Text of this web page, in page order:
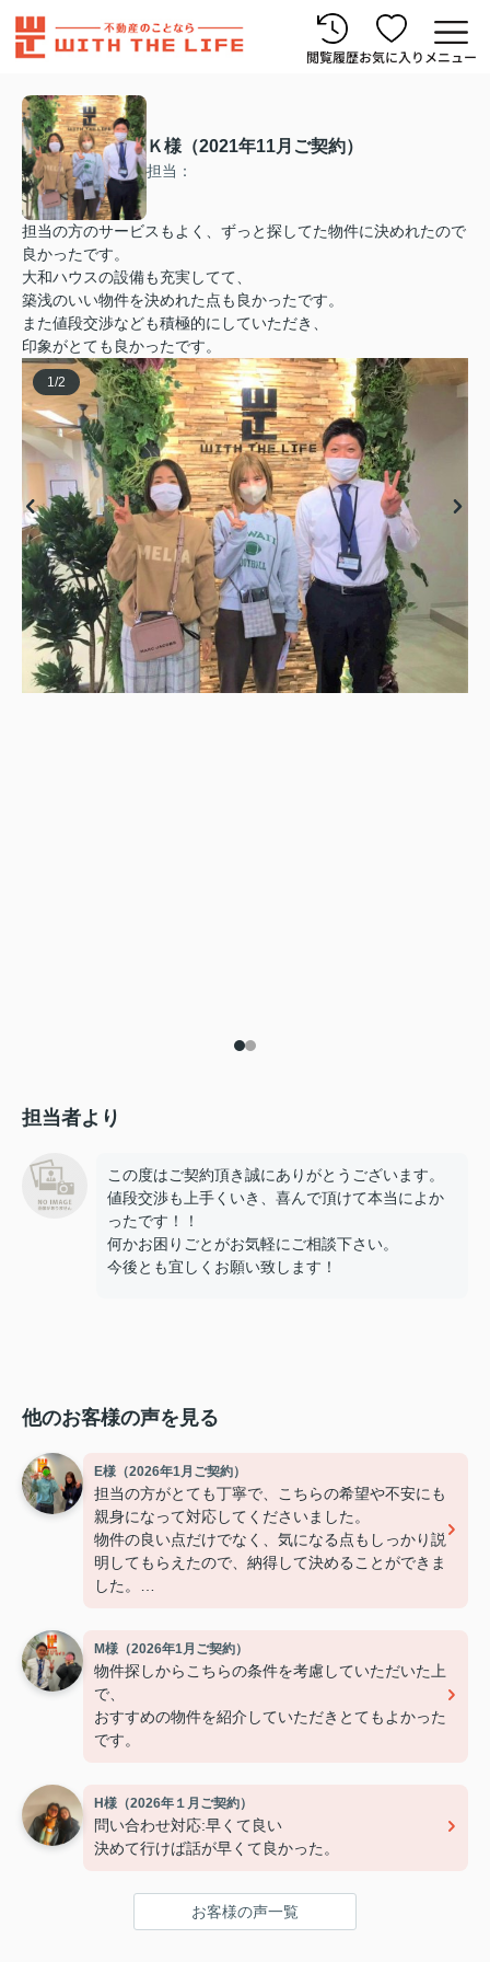
閲覧履歴お気に入り メニュー
Ｋ様（2021年11月ご契約）
担当：
担当の方のサービスもよく、ずっと探してた物件に決めれたので
良かったです。
大和ハウスの設備も充実してて、
築浅のいい物件を決めれた点も良かったです。
また値段交渉なども積極的にしていただき、
印象がとても良かったです。
1/2
担当者より
この度はご契約頂き誠にありがとうございます。
値段交渉も上手くいき、喜んで頂けて本当によか
ったです！！
何かお困りごとがお気軽にご相談下さい。
今後とも宜しくお願い致します！
他のお客様の声を見る
E様（2026年1月ご契約）
担当の方がとても丁寧で、こちらの希望や不安にも
親身になって対応してくださいました。
物件の良い点だけでなく、気になる点もしっかり説
明してもらえたので、納得して決めることができま
した。
また引っ越しの機会があれば、ぜひお願いしたいで
す。
M様（2026年1月ご契約）
物件探しからこちらの条件を考慮していただいた上
で、
おすすめの物件を紹介していただきとてもよかった
です。
H様（2026年１月ご契約）
問い合わせ対応:早くて良い
決めて行けば話が早くて良かった。
お客様の声一覧